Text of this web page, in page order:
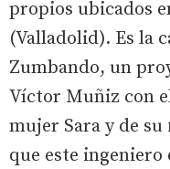
propios ubicados
(Valladolid). Es la
Zumbando, un
Víctor Muñiz con
mujer Sara y de
que este